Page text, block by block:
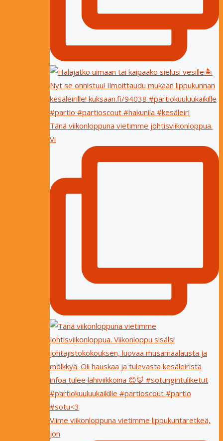
Tänä viikonloppuna vietimme johtisviikonloppua.
Vi
Viime viikonloppuna vietimme lippukuntaretkeä,
jon